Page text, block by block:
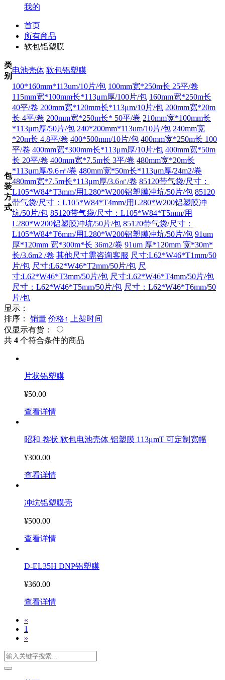
我的
首页
所有商品
软包铝塑膜
类
别
电池壳体 软包铝塑膜
包
装
方
式
100*160mm*113um/10片/包 100mm宽*250m长 25平/卷
115mm宽*100mm长*113μm厚/100片/包 160mm宽*250m长
40平/卷 200mm宽*120mm长*113μm/10片/包 200mm宽*20m
长 4平/卷 200mm宽*250m长* 50平/卷 210mm宽*100mm长
*113μm厚/50片/包 240*200mm*113um/10片/包 240mm宽
*20m长 4.8平/卷 400*500mm/10片/包 400mm宽*250m长 100
平/卷 400mm宽*300mm长*113μm厚/10片/包 400mm宽*50m
长 20平/卷 400mm宽*7.5m长 3平/卷 480mm宽*20m长
*113μm厚/9.6㎡/卷 480mm宽*50m长*113μm厚/24m2/卷
480mm宽*7.5m长*113μm厚/3.6㎡/卷 85120带气袋/尺寸：
L105*W84*T3mm/用L280*W200铝塑膜冲坑/50片/包 85120
带气袋/尺寸：L105*W84*T4mm/用L280*W200铝塑膜冲
坑/50片/包 85120带气袋/尺寸：L105*W84*T5mm/用
L280*W200铝塑膜冲坑/50片/包 85120带气袋/尺寸：
L105*W84*T6mm/用L280*W200铝塑膜冲坑/50片/包 91um
厚*120mm 宽*300m*长 36m2/卷 91um 厚*120mm 宽*30m*
长/3.6m2 /卷 其他尺寸需咨询客服 尺寸:L62*W46*T1mm/50
片/包 尺寸:L62*W46*T2mm/50片/包 尺
寸:L62*W46*T3mm/50片/包 尺寸:L62*W46*T4mm/50片/包
尺寸：L62*W46*T5mm/50片/包 尺寸：L62*W46*T6mm/50
片/包
显示：
排序：
销量 价格↑
上架时间
仅显示有货：
共 4 个符合条件的商品
片状铝塑膜
¥50.00
查看详情
昭和 卷状 软包电池壳体 铝塑膜 113μmT 可定制宽幅
¥300.00
查看详情
冲坑铝塑膜壳
¥500.00
查看详情
D-EL35H DNP铝塑膜
¥360.00
查看详情
«
1
»